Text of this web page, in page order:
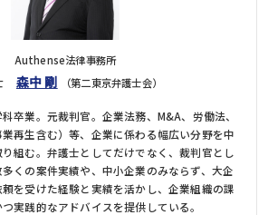
Authense法律事務所
森中 剛 （第二東京弁護士会）
卒業。元裁判官。企業法務、M&A、労働法、
再生含む）等、企業に係わる幅広い分野を中
組む。弁護士としてだけでなく、裁判官とし
くの案件実績や、中小企業のみならず、大企
を受けた経験と実績を活かし、企業組織の課
実践的なアドバイスを提供している。